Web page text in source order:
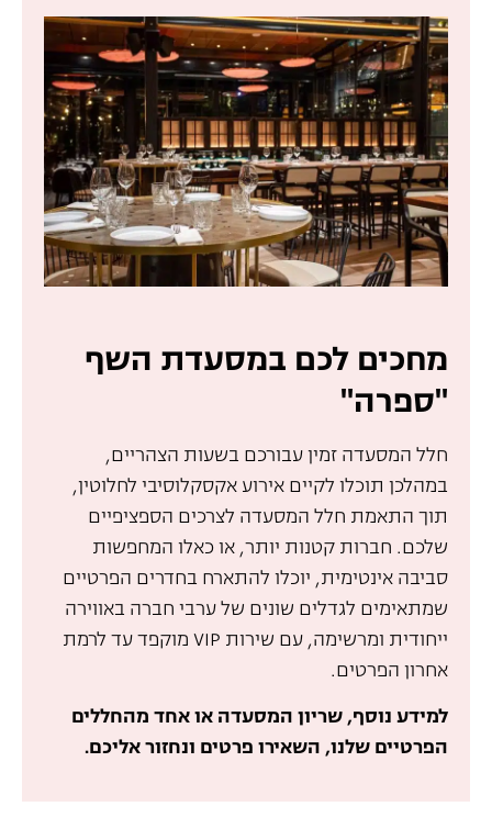
מחכים לכם במסעדת השף
"ספרה"
חלל המסעדה זמין עבורכם בשעות הצהריים,
במהלכן תוכלו לקיים אירוע אקסקלוסיבי לחלוטין,
תוך התאמת חלל המסעדה לצרכים הספציפיים
שלכם. חברות קטנות יותר, או כאלו המחפשות
סביבה אינטימית, יוכלו להתארח בחדרים הפרטיים
שמתאימים לגדלים שונים של ערבי חברה באווירה
ייחודית ומרשימה, עם שירות VIP מוקפד עד לרמת
אחרון הפרטים.
למידע נוסף, שריון המסעדה או אחד מהחללים
הפרטיים שלנו, השאירו פרטים ונחזור אליכם.